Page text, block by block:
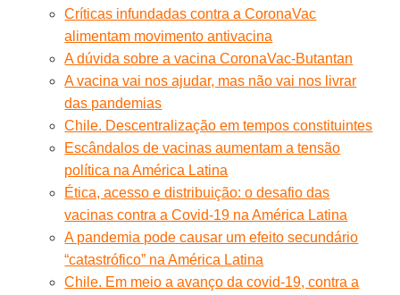
Críticas infundadas contra a CoronaVac
alimentam movimento antivacina
A dúvida sobre a vacina CoronaVac-Butantan
A vacina vai nos ajudar, mas não vai nos livrar
das pandemias
Chile. Descentralização em tempos constituintes
Escândalos de vacinas aumentam a tensão
política na América Latina
Ética, acesso e distribuição: o desafio das
vacinas contra a Covid-19 na América Latina
A pandemia pode causar um efeito secundário
“catastrófico” na América Latina
Chile. Em meio a avanço da covid-19, contra a